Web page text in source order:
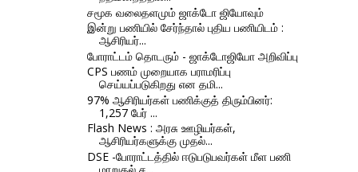
சமூக வலைதளமும் ஜாக்டோ ஜியோவும்
இன்று பணியில் சேர்ந்தால் புதிய பணியிடம் :
ஆசிரியர்...
போராட்டம் தொடரும் - ஜாக்டோஜியோ அறிவிப்பு
CPS பணம் முறையாக பராமரிப்பு
செய்யப்படுகிறது என தமி...
97% ஆசிரியர்கள் பணிக்குத் திரும்பினர்:
1,257 பேர் ...
Flash News : அரசு ஊழியர்கள்,
ஆசிரியர்களுக்கு முதல்...
DSE -போராட்டத்தில் ஈடுபடுபவர்கள் மீள பணி